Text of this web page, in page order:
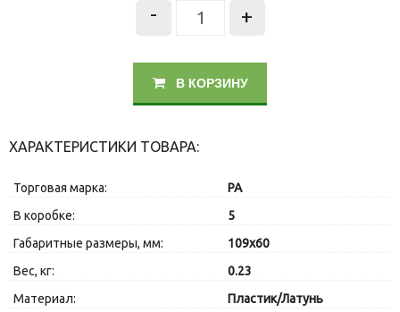
- +
В КОРЗИНУ
ХАРАКТЕРИСТИКИ ТОВАРА:
Торговая марка:
PA
В коробке:
5
Габаритные размеры, мм:
109x60
Вес, кг:
0.23
Материал:
Пластик/Латунь